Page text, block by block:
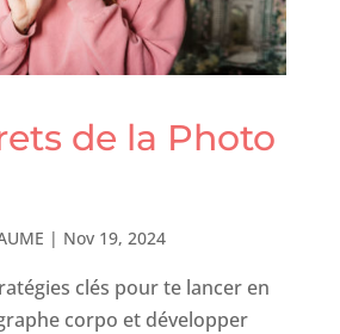
de la Photo
| Nov 19, 2024
clés pour te lancer en
corpo et développer